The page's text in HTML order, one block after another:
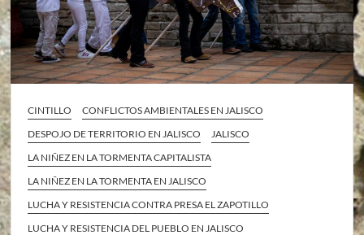
CINTILLO
CONFLICTOS AMBIENTALES EN JALISCO
DESPOJO DE TERRITORIO EN JALISCO
JALISCO
LA NIÑEZ EN LA TORMENTA CAPITALISTA
LA NIÑEZ EN LA TORMENTA EN JALISCO
LUCHA Y RESISTENCIA CONTRA PRESA EL ZAPOTILLO
LUCHA Y RESISTENCIA DEL PUEBLO EN JALISCO